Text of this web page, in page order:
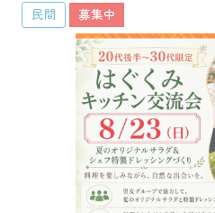
ふくい婚活サポートセンターについて
このサイトについて・問合せ先
サイトマップ
民間 募集中